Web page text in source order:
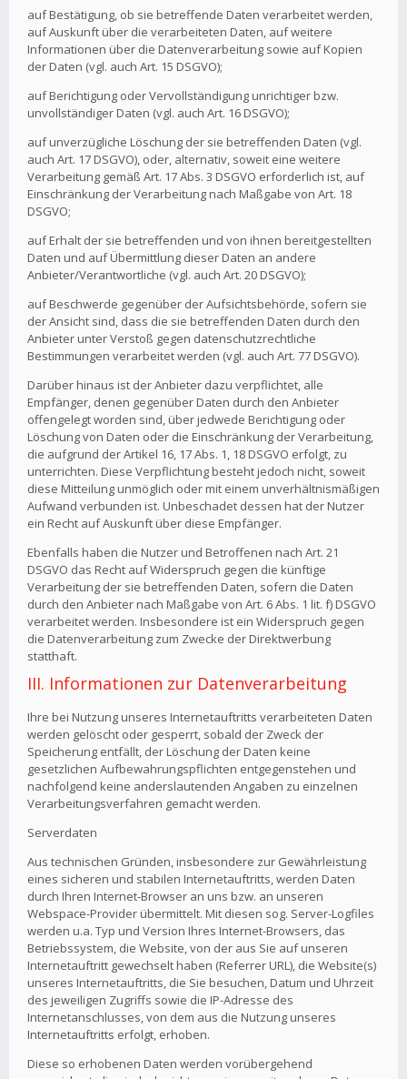
auf Bestätigung, ob sie betreffende Daten verarbeitet werden,
auf Auskunft über die verarbeiteten Daten, auf weitere
Informationen über die Datenverarbeitung sowie auf Kopien
der Daten (vgl. auch Art. 15 DSGVO);
auf Berichtigung oder Vervollständigung unrichtiger bzw.
unvollständiger Daten (vgl. auch Art. 16 DSGVO);
auf unverzügliche Löschung der sie betreffenden Daten (vgl.
auch Art. 17 DSGVO), oder, alternativ, soweit eine weitere
Verarbeitung gemäß Art. 17 Abs. 3 DSGVO erforderlich ist, auf
Einschränkung der Verarbeitung nach Maßgabe von Art. 18
DSGVO;
auf Erhalt der sie betreffenden und von ihnen bereitgestellten
Daten und auf Übermittlung dieser Daten an andere
Anbieter/Verantwortliche (vgl. auch Art. 20 DSGVO);
auf Beschwerde gegenüber der Aufsichtsbehörde, sofern sie
der Ansicht sind, dass die sie betreffenden Daten durch den
Anbieter unter Verstoß gegen datenschutzrechtliche
Bestimmungen verarbeitet werden (vgl. auch Art. 77 DSGVO).
Darüber hinaus ist der Anbieter dazu verpflichtet, alle
Empfänger, denen gegenüber Daten durch den Anbieter
offengelegt worden sind, über jedwede Berichtigung oder
Löschung von Daten oder die Einschränkung der Verarbeitung,
die aufgrund der Artikel 16, 17 Abs. 1, 18 DSGVO erfolgt, zu
unterrichten. Diese Verpflichtung besteht jedoch nicht, soweit
diese Mitteilung unmöglich oder mit einem unverhältnismäßigen
Aufwand verbunden ist. Unbeschadet dessen hat der Nutzer
ein Recht auf Auskunft über diese Empfänger.
Ebenfalls haben die Nutzer und Betroffenen nach Art. 21
DSGVO das Recht auf Widerspruch gegen die künftige
Verarbeitung der sie betreffenden Daten, sofern die Daten
durch den Anbieter nach Maßgabe von Art. 6 Abs. 1 lit. f) DSGVO
verarbeitet werden. Insbesondere ist ein Widerspruch gegen
die Datenverarbeitung zum Zwecke der Direktwerbung
statthaft.
III. Informationen zur Datenverarbeitung
Ihre bei Nutzung unseres Internetauftritts verarbeiteten Daten
werden gelöscht oder gesperrt, sobald der Zweck der
Speicherung entfällt, der Löschung der Daten keine
gesetzlichen Aufbewahrungspflichten entgegenstehen und
nachfolgend keine anderslautenden Angaben zu einzelnen
Verarbeitungsverfahren gemacht werden.
Serverdaten
Aus technischen Gründen, insbesondere zur Gewährleistung
eines sicheren und stabilen Internetauftritts, werden Daten
durch Ihren Internet-Browser an uns bzw. an unseren
Webspace-Provider übermittelt. Mit diesen sog. Server-Logfiles
werden u.a. Typ und Version Ihres Internet-Browsers, das
Betriebssystem, die Website, von der aus Sie auf unseren
Internetauftritt gewechselt haben (Referrer URL), die Website(s)
unseres Internetauftritts, die Sie besuchen, Datum und Uhrzeit
des jeweiligen Zugriffs sowie die IP-Adresse des
Internetanschlusses, von dem aus die Nutzung unseres
Internetauftritts erfolgt, erhoben.
Diese so erhobenen Daten werden vorübergehend